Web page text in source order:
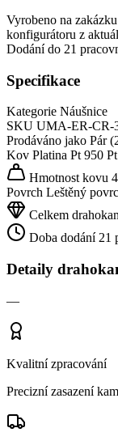
Vyrobeno na
konfigurátoru z
Dodání do 21
Specifikace
Kategorie Náušnice
SKU UMA-ER-CR-
Prodáváno jako Pár
Kov Platina Pt 950
Hmotnost kovu
Povrch Leštěný
Celkem
Doba dodání 21
Detaily
—
Kvalitní zpracování
Precizní zasazení